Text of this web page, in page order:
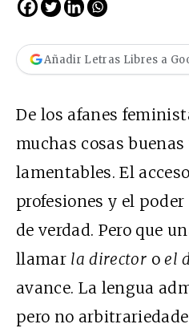
Añadir Letras Libres a
De los afanes
muchas cosas
lamentables. El
profesiones y el
de verdad. Pero que
llamar la director oel
avance. La lengua
pero no